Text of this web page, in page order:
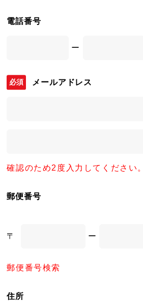
電話番号
ー
メールアドレス
確認のため2度入力してください。
郵便番号
〒 ー
郵便番号検索
住所